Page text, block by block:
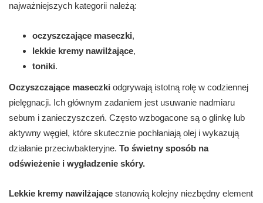
najważniejszych kategorii należą:
oczyszczające maseczki,
lekkie kremy nawilżające,
toniki.
Oczyszczające maseczki odgrywają istotną rolę w codziennej
pielęgnacji. Ich głównym zadaniem jest usuwanie nadmiaru
sebum i zanieczyszczeń. Często wzbogacone są o glinkę lub
aktywny węgiel, które skutecznie pochłaniają olej i wykazują
działanie przeciwbakteryjne. To świetny sposób na
odświeżenie i wygładzenie skóry.
Lekkie kremy nawilżające stanowią kolejny niezbędny element